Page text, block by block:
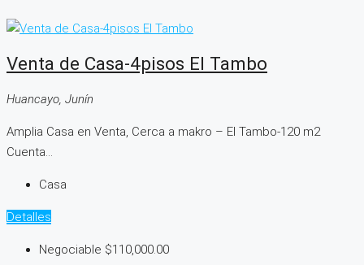
Venta de Casa-4pisos El Tambo
Huancayo, Junín
Amplia Casa en Venta, Cerca a makro – El Tambo-120 m2
Cuenta...
Casa
Detalles
Negociable $110,000.00